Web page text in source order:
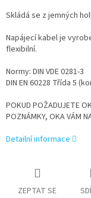
Skládá se z jemných
Napájecí kabel je
flexibilní.
Normy: DIN VDE 0281-3
DIN EN 60228 Třída 5
POKUD POŽADUJETE
POZNÁMKY, OKA VÁM
Detailní informace
ZEPTAT SE